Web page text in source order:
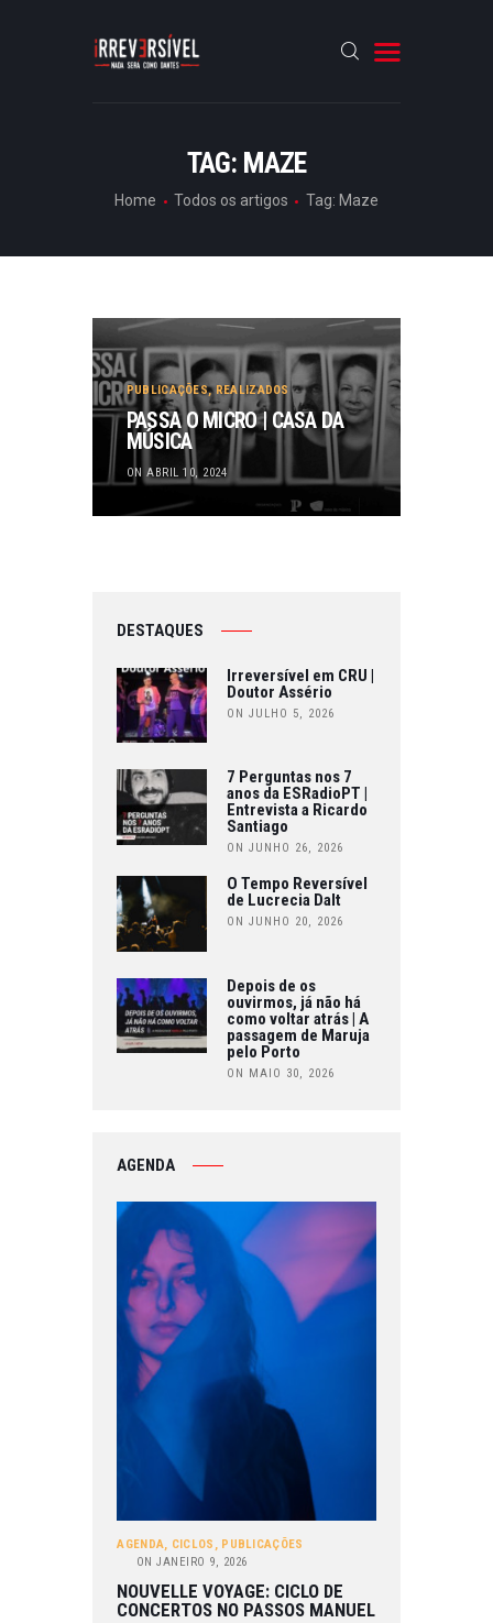
TAG: MAZE
Home Todos os artigos Tag: Maze
CRÓNICAS
PUBLICAÇÕES, REALIZADOS
PASSA O MICRO | CASA DA
MÚSICA
ON ABRIL 10, 2024
DESTAQUES
Irreversível em CRU |
Doutor Assério
ON JULHO 5, 2026
7 Perguntas nos 7
anos da ESRadioPT |
Entrevista a Ricardo
Santiago
ON JUNHO 26, 2026
O Tempo Reversível
de Lucrecia Dalt
ON JUNHO 20, 2026
Depois de os
ouvirmos, já não há
como voltar atrás | A
passagem de Maruja
pelo Porto
ON MAIO 30, 2026
AGENDA
AGENDA, CICLOS , PUBLICAÇÕES
ON JANEIRO 9, 2026
NOUVELLE VOYAGE: CICLO DE
CONCERTOS NO PASSOS MANUEL